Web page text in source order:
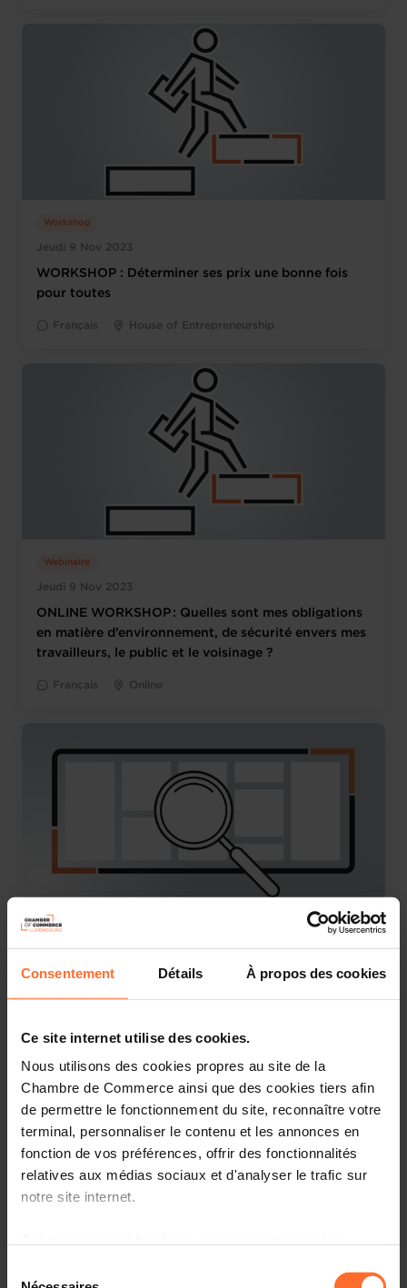
Consentement Détails À propos des cookies
Ce site internet utilise des cookies.
Nous utilisons des cookies propres au site de la
Chambre de Commerce ainsi que des cookies tiers afin
de permettre le fonctionnement du site, reconnaître votre
terminal, personnaliser le contenu et les annonces en
fonction de vos préférences, offrir des fonctionnalités
relatives aux médias sociaux et d'analyser le trafic sur
notre site internet.
à l’exception des cookies strictement nécessaires au
Jeudi 9 Nov 2023
Workshop
WORKSHOP : Déterminer ses prix une bonne fois
pour toutes
Français House of Entrepreneurship
Jeudi 9 Nov 2023
Webinaire
ONLINE WORKSHOP : Quelles sont mes obligations
en matière d’environnement, de sécurité envers mes
travailleurs, le public et le voisinage ?
Français Online
Vendredi 10 Nov 2023
Webinaire
Online Workshop : Tester et modéliser rapidement